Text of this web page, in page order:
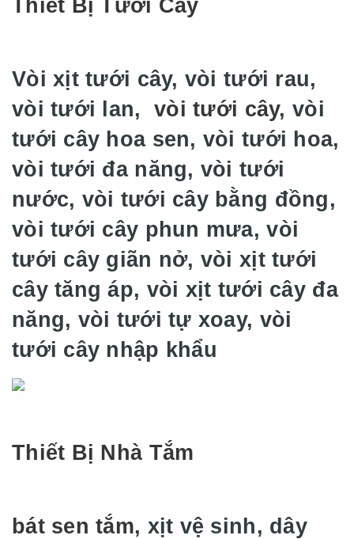
Thiết Bị Tưới Cây
Vòi xịt tưới cây, vòi tưới rau,
vòi tưới lan,vòi tưới cây, vòi
tưới cây hoa sen, vòi tưới hoa,
vòi tưới đa năng, vòi tưới
nước, vòi tưới cây bằng đồng,
vòi tưới cây phun mưa, vòi
tưới cây giãn nở, vòi xịt tưới
cây tăng áp, vòi xịt tưới cây đa
năng, vòi tưới tự xoay, vòi
tưới cây nhập khẩu
Thiết Bị Nhà Tắm
bát sen tắm, xịt vệ sinh, dây